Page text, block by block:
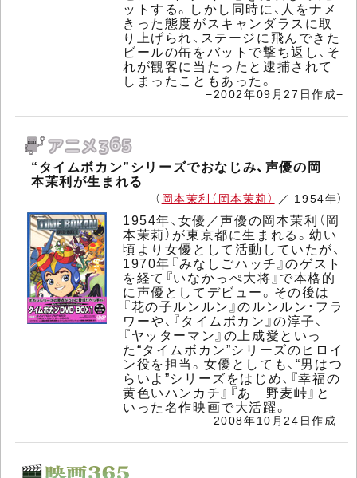
ットする。しかし同時に、人をナメ
きった態度がスキャンダラスに取
り上げられ、ステージに飛んできた
ビールの缶をバットで撃ち返し、そ
れが観客に当たったと逮捕されて
しまったこともあった。
−2002年09月27日作成−
“タイムボカン”シリーズでおなじみ、声優の岡
本茉利が生まれる
（ 岡本茉利（岡本茉莉） ／ 1954年）
1954年、女優／声優の岡本茉利（岡
本茉莉）が東京都に生まれる。幼い
頃より女優として活動していたが、
1970年『みなしごハッチ』のゲスト
を経て『いなかっぺ大将』で本格的
に声優としてデビュー。その後は
『花の子ルンルン』のルンルン・フラ
ワーや、『タイムボカン』の淳子、
『ヤッターマン』の上成愛といっ
た“タイムボカン”シリーズのヒロイ
ン役を担当。女優としても、“男はつ
らいよ”シリーズをはじめ、『幸福の
黄色いハンカチ』『あゝ野麦峠』と
いった名作映画で大活躍。
−2008年10月24日作成−